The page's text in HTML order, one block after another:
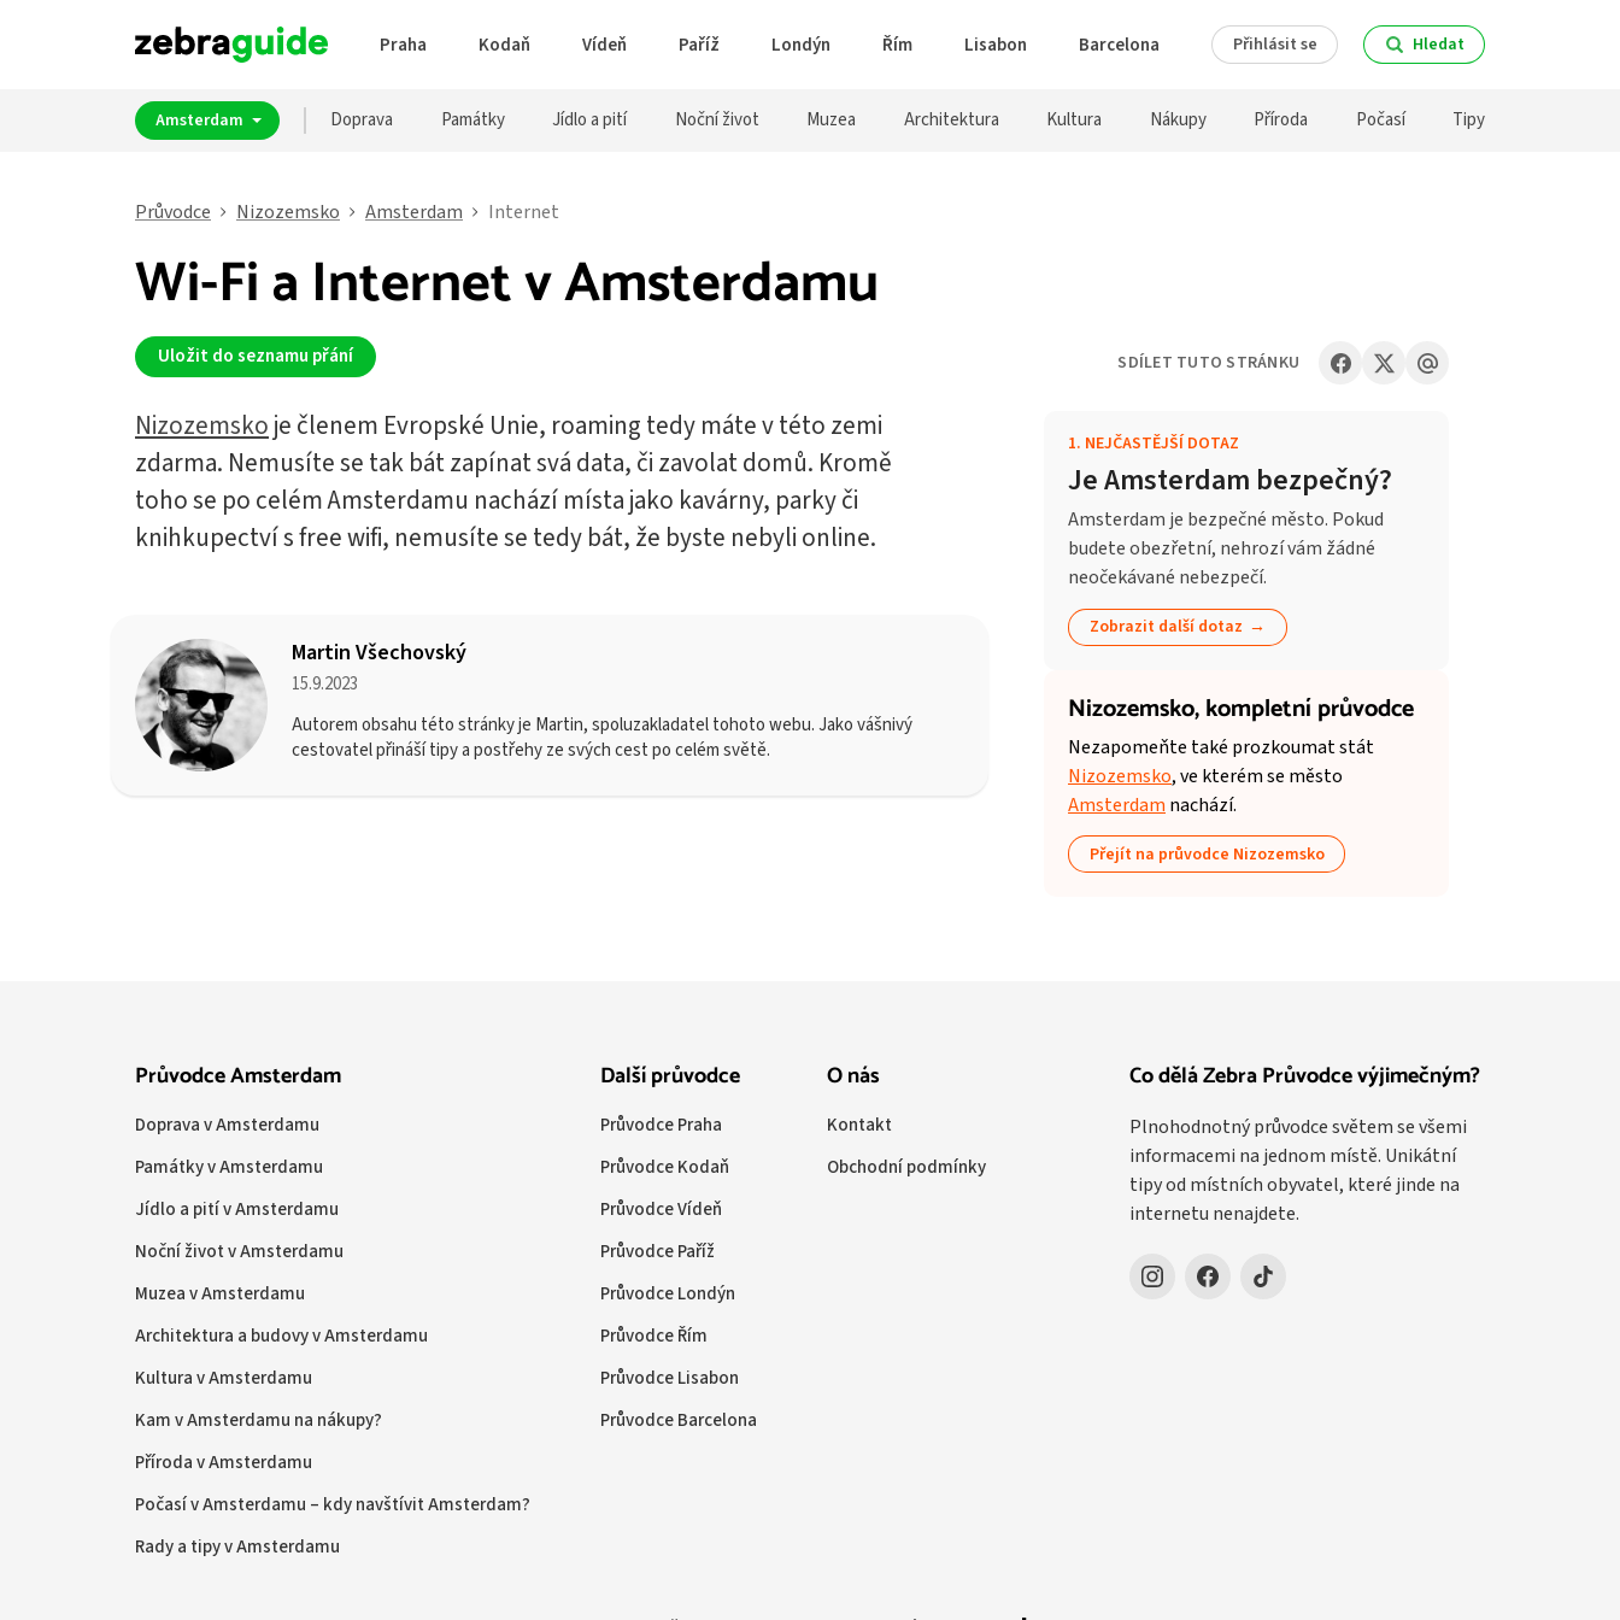
Praha Kodaň Vídeň Paříž Londýn Řím Lisabon Barcelona Přihlásit se Hledat
Amsterdam Doprava Památky Jídlo a pití Noční život Muzea Architektura Kultura Nákupy Příroda Počasí Tipy
Průvodce Nizozemsko Amsterdam Internet
Wi-Fi a Internet v Amsterdamu
Uložit do seznamu přání
Nizozemsko je členem Evropské Unie, roaming tedy máte v této zemi
zdarma. Nemusíte se tak bát zapínat svá data, či zavolat domů. Kromě
toho se po celém Amsterdamu nachází místa jako kavárny, parky či
knihkupectví s free wifi, nemusíte se tedy bát, že byste nebyli online.
Martin Všechovský
15.9.2023
Autorem obsahu této stránky je Martin, spoluzakladatel tohoto webu. Jako vášnivý
cestovatel přináší tipy a postřehy ze svých cest po celém světě.
1. NEJČASTĚJŠÍ DOTAZ
Je Amsterdam bezpečný?
Amsterdam je bezpečné město. Pokud
budete obezřetní, nehrozí vám žádné
neočekávané nebezpečí.
Zobrazit další dotaz
Nizozemsko,kompletní průvodce
Nezapomeňte také prozkoumat stát
Nizozemsko, ve kterém se město
Amsterdam nachází.
Přejít na průvodce Nizozemsko
SDÍLET TUTO STRÁNKU
Co dělá Zebra Průvodce výjimečným?
Plnohodnotný průvodce světem se všemi
informacemi na jednom místě. Unikátní
tipy od místních obyvatel, které jinde na
internetu nenajdete.
Průvodce Amsterdam
Doprava v Amsterdamu
Památky v Amsterdamu
Jídlo a pití v Amsterdamu
Noční život v Amsterdamu
Muzea v Amsterdamu
Architektura a budovy v Amsterdamu
Kultura v Amsterdamu
Kam v Amsterdamu na nákupy?
Příroda v Amsterdamu
Počasí v Amsterdamu – kdy navštívit Amsterdam?
Rady a tipy v Amsterdamu
Další průvodce
Průvodce Praha
Průvodce Kodaň
Průvodce Vídeň
Průvodce Paříž
Průvodce Londýn
Průvodce Řím
Průvodce Lisabon
Průvodce Barcelona
O nás
Kontakt
Obchodní podmínky